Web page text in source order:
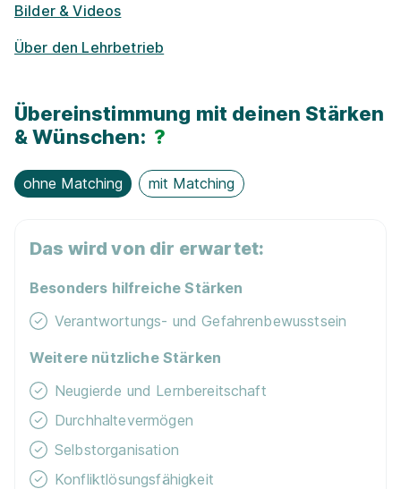
Zu­satz­qua­li­fi­ka­tio­nen
Exkur­sionen
Bilder & Videos
Über den Lehrbetrieb
Übereinstimmung mit deinen Stärken
& Wünschen: ?
ohne Matching mit Matching
Das wird von dir erwartet:
Besonders hilfreiche Stärken
Verantwortungs- und Gefahrenbewusstsein
Weitere nützliche Stärken
Neugierde und Lernbereitschaft
Durchhaltevermögen
Selbstorganisation
Konfliktlösungsfähigkeit